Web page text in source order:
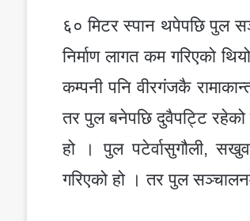
६० मिटर स्पान थपेपछि पुल
निर्माण लागत कम गरिएको
कम्पनी पनि वीरगंजकै
तर पुल बनेपछि दुवैपट्टि रहेको
हो । पुल पटेर्वासुगौली,
गरिएको हो । तर पुल